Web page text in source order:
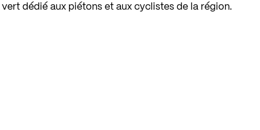
dédié aux piétons et aux cyclistes de la région.